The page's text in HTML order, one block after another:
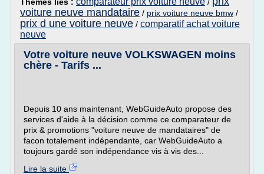
voiture neuve mandataire / prix voiture neuve bmw /
prix d une voiture neuve / comparatif achat voiture
neuve
Votre voiture neuve VOLKSWAGEN moins
chère - Tarifs ...
Depuis 10 ans maintenant, WebGuideAuto propose des
services d'aide à la décision comme ce comparateur de
prix & promotions "voiture neuve de mandataires" de
facon totalement indépendante, car WebGuideAuto a
toujours gardé son indépendance vis à vis des...
Lire la suite